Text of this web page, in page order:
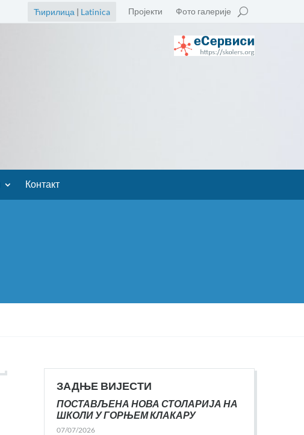
Пројекти Фото галерије
Ћирилица | Latinica
Контакт
ЗАДЊЕ ВИЈЕСТИ
ПОСТАВЉЕНА НОВА СТОЛАРИЈА НА
ШКОЛИ У ГОРЊЕМ КЛАКАРУ
07/07/2026